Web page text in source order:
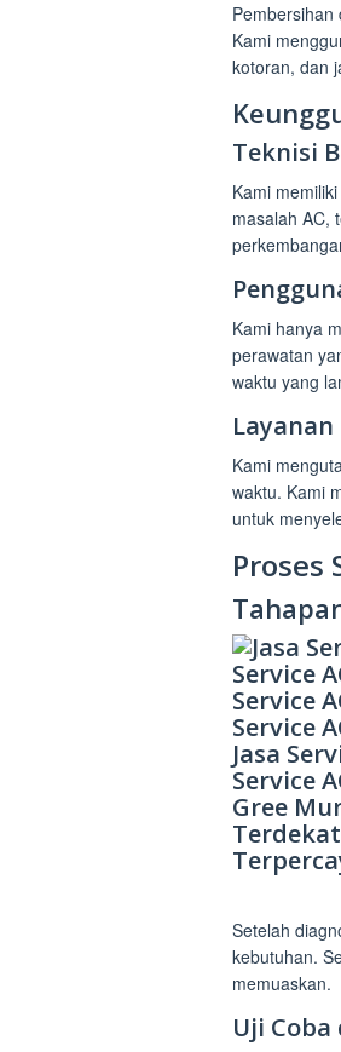
Kami
kotoran, dan
Teknisi
Kami
masalah AC,
Kami hanya
perawatan
waktu yang
Kami
waktu. Kami
untuk
Proses
Setelah
kebutuhan.
memuaskan.
Uji